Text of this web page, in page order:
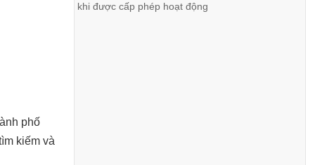
phố
kiếm và
khi được cấp phép hoạt động